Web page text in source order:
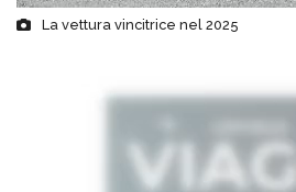
La vettura vincitrice nel 2025